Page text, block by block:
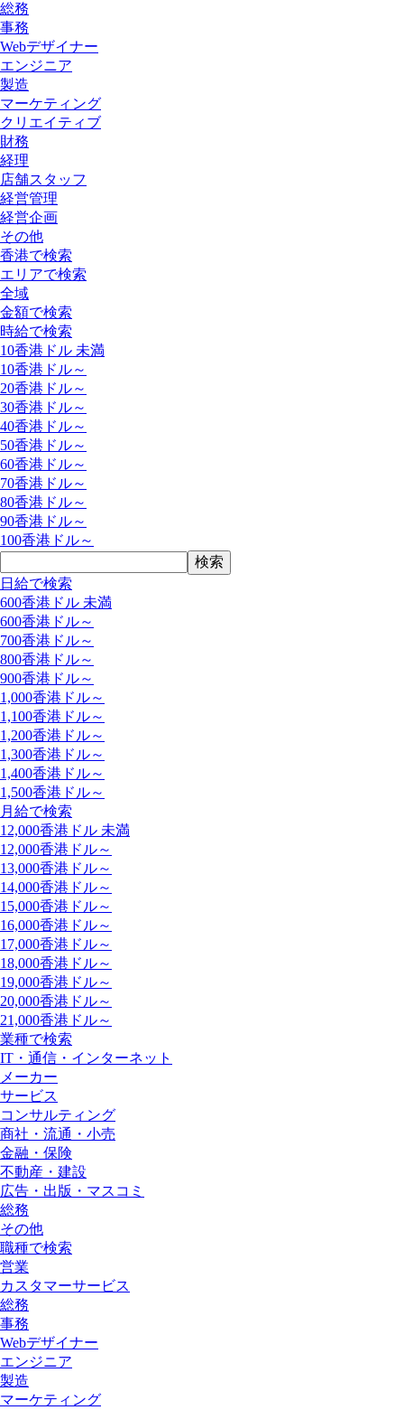
総務
事務
Webデザイナー
エンジニア
製造
マーケティング
クリエイティブ
財務
経理
店舗スタッフ
経営管理
経営企画
その他
香港で検索
エリアで検索
全域
金額で検索
時給で検索
10香港ドル 未満
10香港ドル～
20香港ドル～
30香港ドル～
40香港ドル～
50香港ドル～
60香港ドル～
70香港ドル～
80香港ドル～
90香港ドル～
100香港ドル～
日給で検索
600香港ドル 未満
600香港ドル～
700香港ドル～
800香港ドル～
900香港ドル～
1,000香港ドル～
1,100香港ドル～
1,200香港ドル～
1,300香港ドル～
1,400香港ドル～
1,500香港ドル～
月給で検索
12,000香港ドル 未満
12,000香港ドル～
13,000香港ドル～
14,000香港ドル～
15,000香港ドル～
16,000香港ドル～
17,000香港ドル～
18,000香港ドル～
19,000香港ドル～
20,000香港ドル～
21,000香港ドル～
業種で検索
IT・通信・インターネット
メーカー
サービス
コンサルティング
商社・流通・小売
金融・保険
不動産・建設
広告・出版・マスコミ
総務
その他
職種で検索
営業
カスタマーサービス
総務
事務
Webデザイナー
エンジニア
製造
マーケティング